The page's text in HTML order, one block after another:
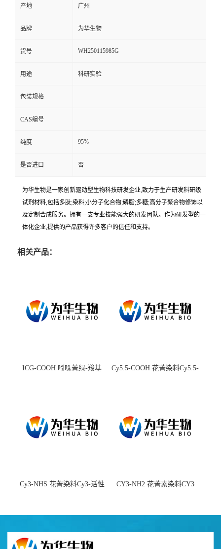
产地 广州
品牌 为华生物
货号 WH250115985G
用途 科研实验
包装规格
CAS编号
纯度 95%
是否进口 否
为华生物是一家创新驱动型生物科技研发企业,致力于生产研发科研级
试剂材料,包括多肽;染料;小分子化合物;磷脂;多糖;高分子聚合物修饰以
及定制合成服务。拥有一支专业技能强大的研发团队。作为研发型的一
体化企业,提供的产品获得许多客户的信任和支持。
相关产品：
ICG-COOH 吲哚菁绿-羧基
Cy5.5-COOH 花菁染料Cy5.5-
Cy3-NHS 花菁染料Cy3-活性
CY3-NH2 花菁素染料CY3